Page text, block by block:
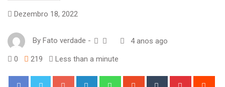
Dezembro 18, 2022
By Fato verdade - 4 anos ago
0 219 Less than a minute
Google+ LinkedIn WhatsappStumbleUpon
Tumblr Pinterest